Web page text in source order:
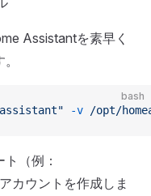
Assistantを素早く
bash
assistant" -v /opt/
（例：
カウントを作成しま